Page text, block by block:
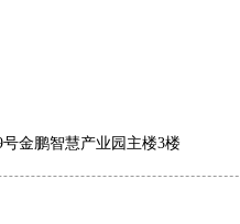
金鹏智慧产业园主楼3楼